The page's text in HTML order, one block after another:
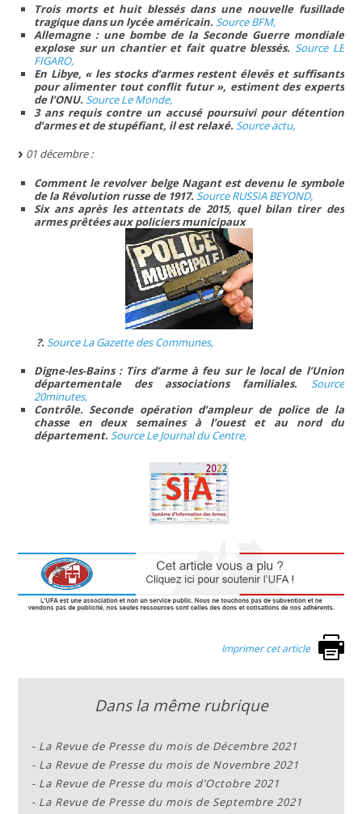
Trois morts et huit blessés dans une nouvelle fusillade
tragique dans un lycée américain.Source BFM,
Allemagne : une bombe de la Seconde Guerre mondiale
explose sur un chantier et fait quatre blessés. Source LE
FIGARO,
En Libye, « les stocks d’armes restent élevés et suffisants
pour alimenter tout conflit futur », estiment des experts
de l’ONU.Source Le Monde,
3 ans requis contre un accusé poursuivi pour détention
d’armes et de stupéfiant, il est relaxé.Source actu,
01 décembre :
Comment le revolver belge Nagant est devenu le symbole
de la Révolution russe de 1917.Source RUSSIA BEYOND,
Six ans après les attentats de 2015, quel bilan tirer des
armes prêtées aux policiers municipaux
?.Source La Gazette des Communes,
Digne-les-Bains : Tirs d’arme à feu sur le local de l’Union
départementale des associations familiales. Source
20minutes,
Contrôle. Seconde opération d’ampleur de police de la
chasse en deux semaines à l’ouest et au nord du
département.Source Le Journal du Centre,
Imprimer cet article
Dans la même rubrique
- La Revue de Presse du mois de Décembre 2021
- La Revue de Presse du mois de Novembre 2021
- La Revue de Presse du mois d’Octobre 2021
- La Revue de Presse du mois de Septembre 2021